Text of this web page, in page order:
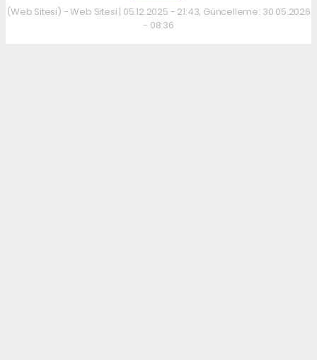
(Web Sitesi) - Web Sitesi | 05.12.2025 - 21:43, Güncelleme: 30.05.2026
- 08:36